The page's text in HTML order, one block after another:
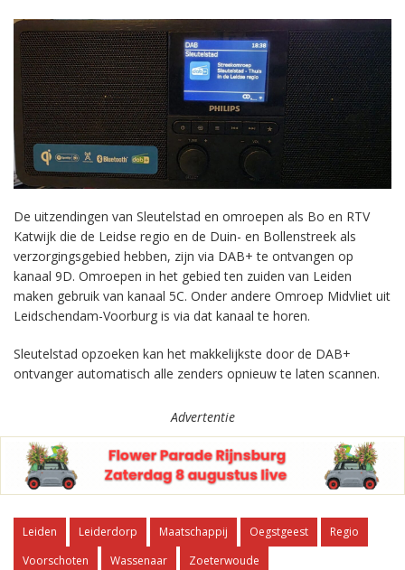
De uitzendingen van Sleutelstad en omroepen als Bo en RTV
Katwijk die de Leidse regio en de Duin- en Bollenstreek als
verzorgingsgebied hebben, zijn via DAB+ te ontvangen op
kanaal 9D. Omroepen in het gebied ten zuiden van Leiden
maken gebruik van kanaal 5C. Onder andere Omroep Midvliet uit
Leidschendam-Voorburg is via dat kanaal te horen.
Sleutelstad opzoeken kan het makkelijkste door de DAB+
ontvanger automatisch alle zenders opnieuw te laten scannen.
Advertentie
Leiden Leiderdorp Maatschappij Oegstgeest
Regio
Voorschoten
Wassenaar Zoeterwoude